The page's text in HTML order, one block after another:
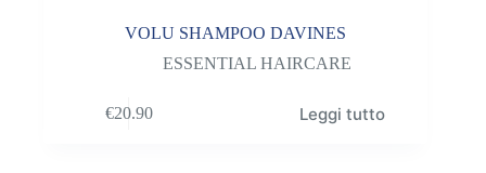
VOLU SHAMPOO DAVINES
ESSENTIAL HAIRCARE
€20.90 Leggi tutto